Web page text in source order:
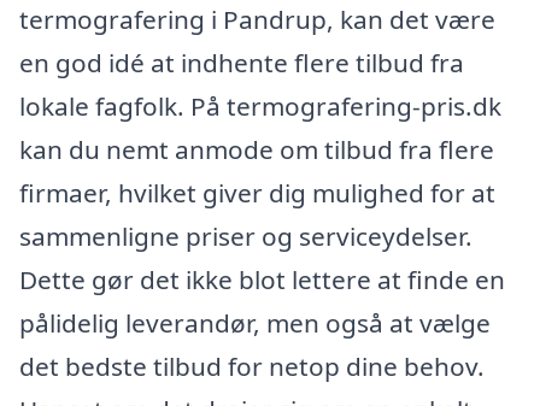
termografering i Pandrup, kan det være
en god idé at indhente flere tilbud fra
lokale fagfolk. På termografering-pris.dk
kan du nemt anmode om tilbud fra flere
firmaer, hvilket giver dig mulighed for at
sammenligne priser og serviceydelser.
Dette gør det ikke blot lettere at finde en
pålidelig leverandør, men også at vælge
det bedste tilbud for netop dine behov.